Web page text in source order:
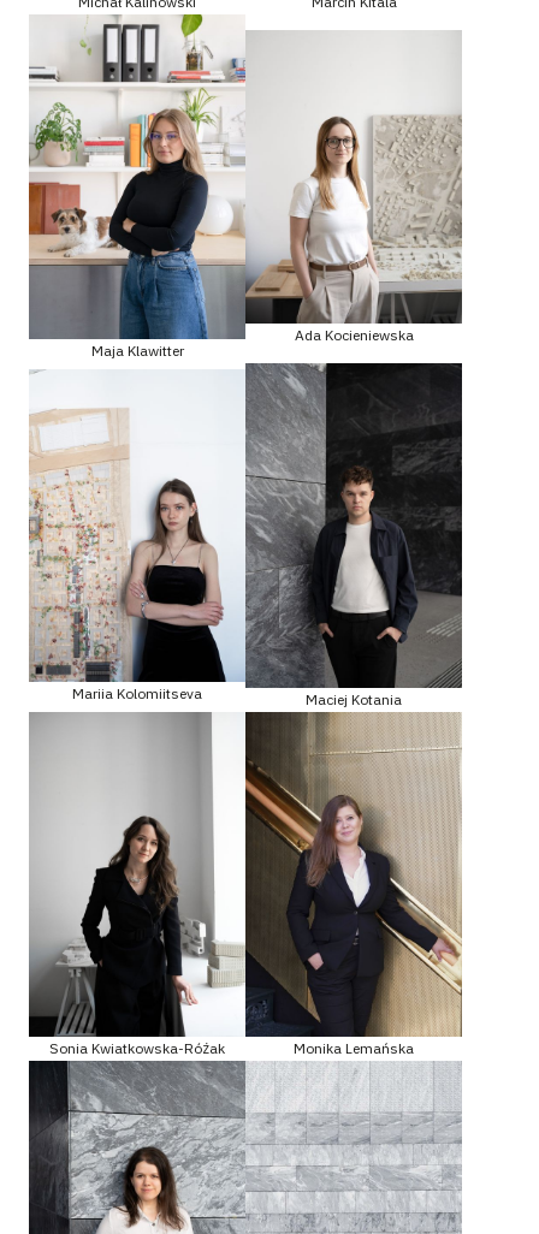
Maja Klawitter
Ada Kocieniewska
Mariia Kolomiitseva Maciej Kotania
Sonia Kwiatkowska-Różak Monika Lemańska